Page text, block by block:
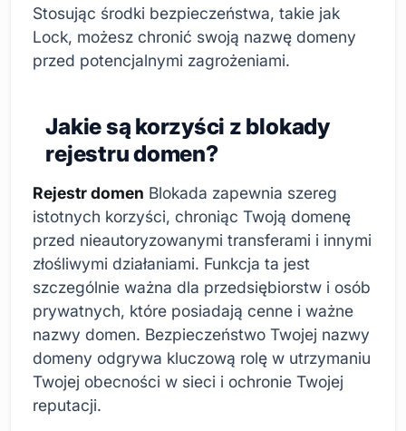
Stosując środki bezpieczeństwa, takie jak
Lock, możesz chronić swoją nazwę domeny
przed potencjalnymi zagrożeniami.
Jakie są korzyści z blokady
rejestru domen?
Rejestr domen Blokada zapewnia szereg
istotnych korzyści, chroniąc Twoją domenę
przed nieautoryzowanymi transferami i innymi
złośliwymi działaniami. Funkcja ta jest
szczególnie ważna dla przedsiębiorstw i osób
prywatnych, które posiadają cenne i ważne
nazwy domen. Bezpieczeństwo Twojej nazwy
domeny odgrywa kluczową rolę w utrzymaniu
Twojej obecności w sieci i ochronie Twojej
reputacji.